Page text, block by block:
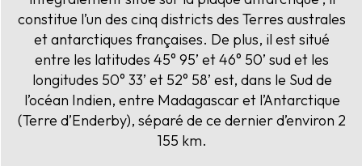
constitue l’un des cinq districts des Terres australes
et antarctiques françaises. De plus, il est situé
entre les latitudes 45° 95’ et 46° 50’ sud et les
longitudes 50° 33’ et 52° 58’ est, dans le Sud de
l’océan Indien, entre Madagascar et l’Antarctique
(Terre d’Enderby), séparé de ce dernier d’environ 2
155 km.